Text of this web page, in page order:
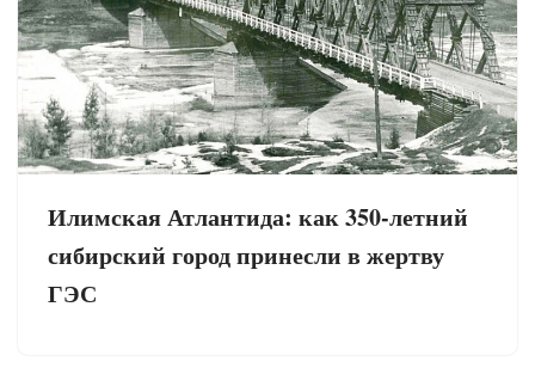
Илимская Атлантида: как 350-летний
сибирский город принесли в жертву
ГЭС